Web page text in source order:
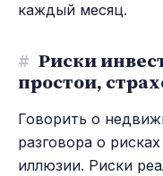
каждый месяц.
# Риски
простои,
Говорить о
разговора о
иллюзии. Риски